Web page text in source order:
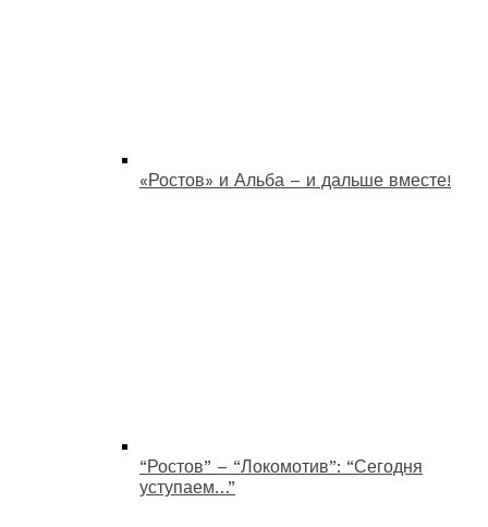
«Ростов» и Альба – и дальше вместе!
“Ростов” – “Локомотив”: “Сегодня
уступаем…”